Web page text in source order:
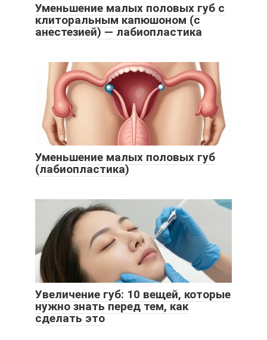
Уменьшение малых половых губ с
клиторальным капюшоном (с
анестезией) — лабиопластика
Уменьшение малых половых губ
(лабиопластика)
Увеличение губ: 10 вещей, которые
нужно знать перед тем, как
сделать это